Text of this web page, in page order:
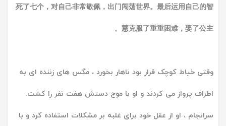
死了七个，对自己非常敬佩，出门闯荡世界。最后运用自己的智
慧克服了重重困难，娶了公主。
وقتی خیاط کوچک قرار بود ناهار بخورد ، مگس های زننده ای به
اطراف پرواز می کردند و او با موج دستش هفت نفر را کشت.
سرانجام ، او از عقل خود برای غلبه بر مشکلات استفاده کرد و با